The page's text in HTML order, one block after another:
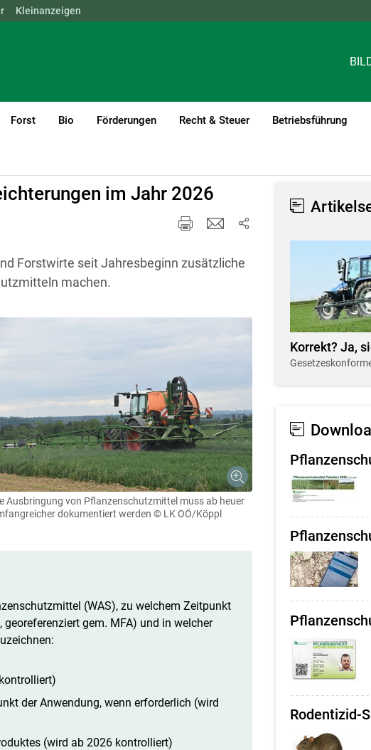
Skip to main content
SBG STMK
Kleinanzeigen
Forst Bio Förderungen Recht & Steuer Betriebsführung
im Jahr 2026
Forstwirte seit Jahresbeginn zusätzliche
machen.
Ausbringung von Pflanzenschutzmittel muss ab heuer
dokumentiert werden © LK OÖ/Köppl
(WAS), zu welchem Zeitpunkt
gem. MFA) und in welcher
der Anwendung, wenn erforderlich (wird
(wird ab 2026 kontrolliert)
Korrekt? Ja,
Rodentizid-